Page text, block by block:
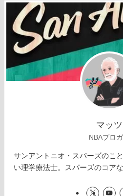
マッツ
NBAブロ
サンアントニオ・スパーズのこ
い理学療法士。スパーズのコア